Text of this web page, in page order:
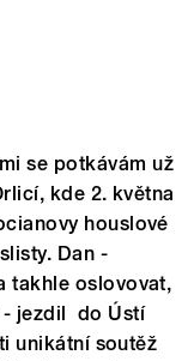
se potkávám už
kde 2. května
houslové
Dan -
takhle oslovovat,
- jezdil do Ústí
unikátní soutěž